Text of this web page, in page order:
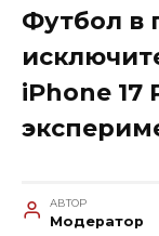
Футбол в
iPhone 17
АВТОР
Модератор